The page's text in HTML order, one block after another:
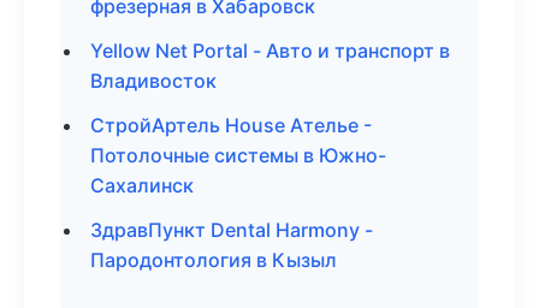
фрезерная в Хабаровск
Yellow Net Portal - Авто и транспорт в
Владивосток
СтройАртель House Ателье -
Потолочные системы в Южно-
Сахалинск
ЗдравПункт Dental Harmony -
Пародонтология в Кызыл